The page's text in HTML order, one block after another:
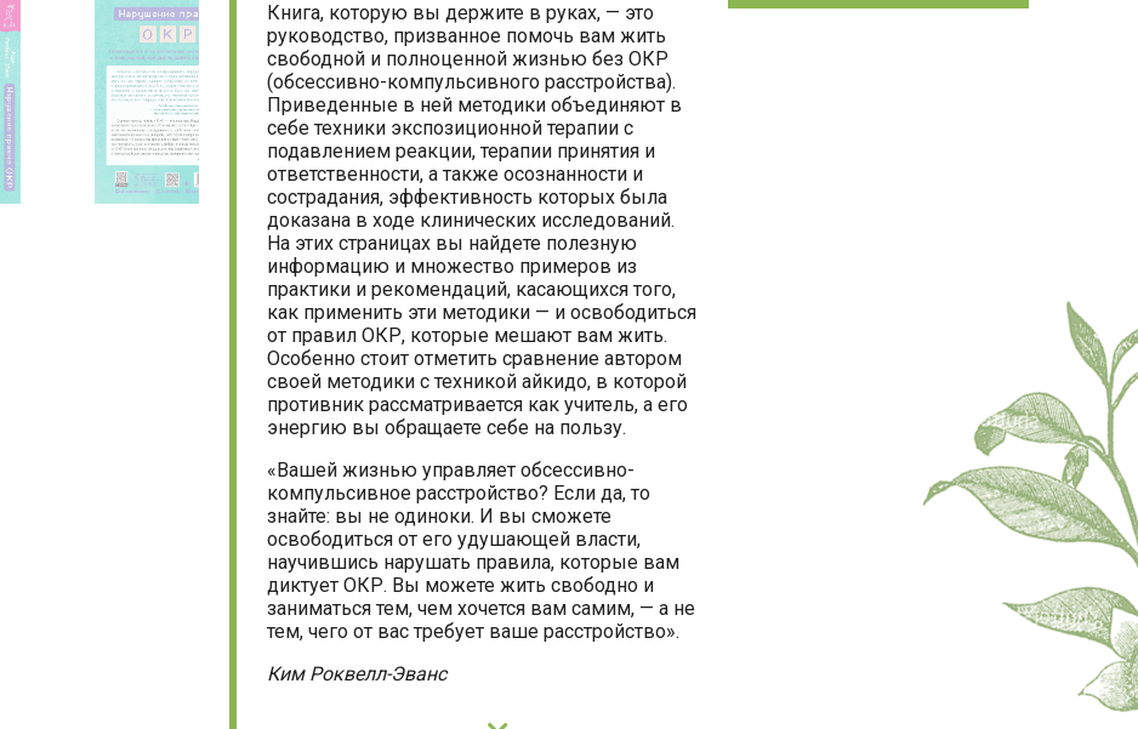
Книга, которую вы держите в руках, — это
руководство, призванное помочь вам жить
свободной и полноценной жизнью без ОКР
(обсессивно-компульсивного расстройства).
Приведенные в ней методики объединяют в
себе техники экспозиционной терапии с
подавлением реакции, терапии принятия и
ответственности, а также осознанности и
сострадания, эффективность которых была
доказана в ходе клинических исследований.
На этих страницах вы найдете полезную
информацию и множество примеров из
практики и рекомендаций, касающихся того,
как применить эти методики — и освободиться
от правил ОКР, которые мешают вам жить.
Особенно стоит отметить сравнение автором
своей методики с техникой айкидо, в которой
противник рассматривается как учитель, а его
энергию вы обращаете себе на пользу.
«Вашей жизнью управляет обсессивно-
компульсивное расстройство? Если да, то
знайте: вы не одиноки. И вы сможете
освободиться от его удушающей власти,
научившись нарушать правила, которые вам
диктует ОКР. Вы можете жить свободно и
заниматься тем, чем хочется вам самим, — а не
тем, чего от вас требует ваше расстройство».
Ким Роквелл-Эванс